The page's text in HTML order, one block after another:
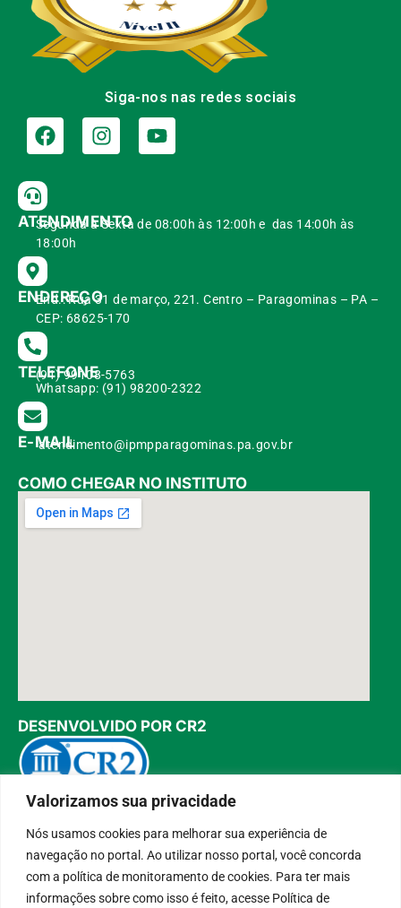
Valorizamos sua privacidade
Nós usamos cookies para melhorar sua experiência de
navegação no portal. Ao utilizar nosso portal, você concorda
com a política de monitoramento de cookies. Para ter mais
informações sobre como isso é feito, acesse Política de
Siga-nos nas redes sociais
ATENDIMENTO
Segunda à Sexta de 08:00h às 12:00h e das 14:00h às
18:00h
ENDEREÇO
End.: Rua 31 de março, 221. Centro – Paragominas – PA –
CEP: 68625-170
TELEFONE
(91) 99108-5763
Whatsapp: (91) 98200-2322
E-MAIL
atendimento@ipmpparagominas.pa.gov.br
COMO CHEGAR NO INSTITUTO
Muito mais quecriar siteousistema para prefeituras
contrato que todas as exigências dasleis de transparência
públicaserão atendidas.
Conheça oPNTPe oRadar da Transparência Pública
DESENVOLVIDO POR CR2